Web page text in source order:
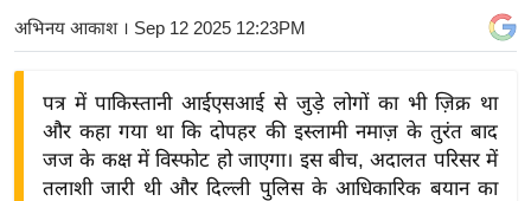
बि
ज़
द्यो
अभिनय आकाश। Sep 12 2025 12:23PM
पत्र में पाकिस्तानी आईएसआई से जुड़े लोगों का भी ज़िक्र था
और कहा गया था कि दोपहर की इस्लामी नमाज़ के तुरंत बाद
जज के कक्ष में विस्फोट हो जाएगा। इस बीच, अदालत परिसर में
तलाशी जारी थी और दिल्ली पुलिस के आधिकारिक बयान का